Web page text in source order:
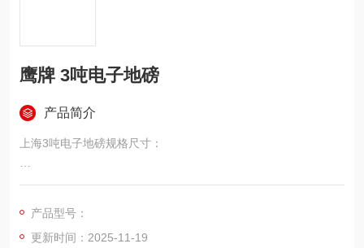
鹰牌 3吨电子地磅
产品简介
上海3吨电子地磅规格尺寸：
3吨电子地磅，3吨地磅价格，3吨小地磅厂家
量程：1T 2T 3T 5T 10T
产品型号：
更新时间：2025-11-19